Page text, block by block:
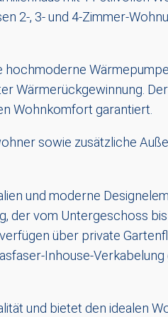
2-, 3- und 4-Zimmer-
hochmoderne
Wärmerückgewinnung.
Wohnkomfort garantiert.
sowie zusätzliche
und moderne
der vom Untergeschoss
über private
Inhouse-
und bietet den idealen